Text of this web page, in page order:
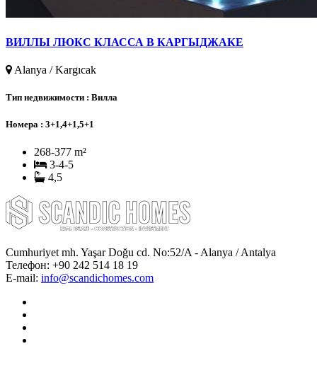
ВИЛЛЫ ЛЮКС КЛАССА В КАРГЫДЖАКЕ
Alanya / Kargıcak
Тип недвижимости : Вилла
Номера : 3+1,4+1,5+1
268-377 m²
3-4-5
4,5
Cumhuriyet mh. Yaşar Doğu cd. No:52/A - Alanya / Antalya
Телефон: +90 242 514 18 19
E-mail: info@scandichomes.com